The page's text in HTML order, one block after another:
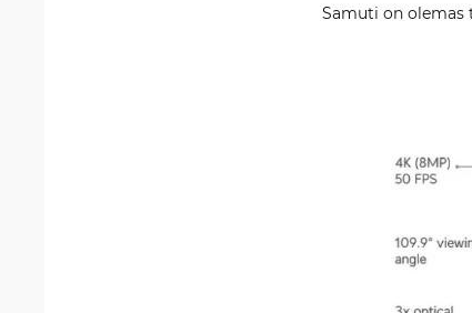
Samuti on olemas